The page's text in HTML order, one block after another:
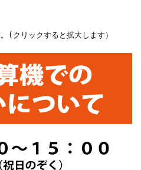
(クリックすると拡大します）